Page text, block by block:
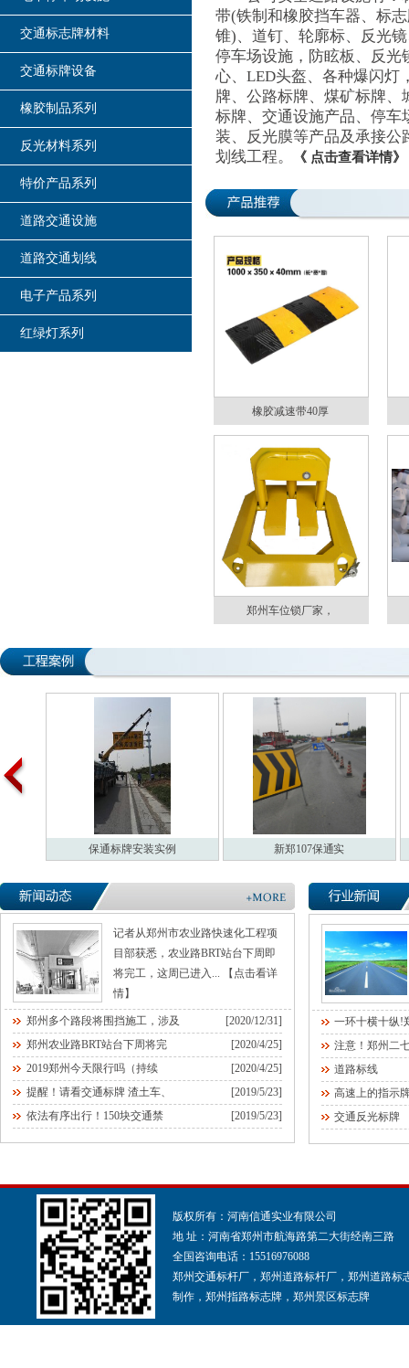
交通标志牌材料
交通标牌设备
橡胶制品系列
反光材料系列
特价产品系列
道路交通设施
道路交通划线
电子产品系列
红绿灯系列
带(铁制和橡胶挡车器、标
锥)、道钉、轮廓标、反光
停车场设施，防眩板、反光
心、LED头盔、各种爆闪灯
牌、公路标牌、煤矿标牌
标牌、交通设施产品、停
装、反光膜等产品及承接
划线工程。
《 点击查看详情》
橡胶减速带40厚
郑州车位锁厂家，
保通标牌安装实例 新郑107保通实
记者从郑州市农业路快速化工程项
目部获悉，农业路BRT站台下周即
将完工，这周已进入...
【点击看详
情】
郑州多个路段将围挡施工，涉及
[2020/12/31]
郑州农业路BRT站台下周将完
[2020/4/25]
2019郑州今天限行吗（持续
[2020/4/25]
提醒！请看交通标牌 渣土车、
[2019/5/23]
依法有序出行！150块交通禁
[2019/5/23]
一环十横十纵!
注意！郑州二
道路标线
高速上的指示
交通反光标牌
版权所有：河南信通实业有限公司
地 址：河南省郑州市航海路第二大街经南三路
全国咨询电话：15516976088
郑州交通标杆厂，郑州道路标杆厂，郑州道路
制作，郑州指路标志牌，郑州景区标志牌